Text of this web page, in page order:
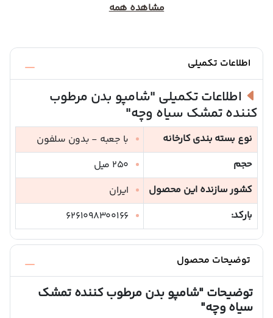
مشاهده همه
اطلاعات تکمیلی
اطلاعات تکمیلی "شامپو بدن مرطوب
کننده تمشک سیاه وچه"
نوع بسته بندی کارخانه
با جعبه - بدون سلفون
حجم
250 میل
کشور سازنده این محصول
ایران
بارکد:
6261098300166
توضیحات محصول
توضیحات"شامپو بدن مرطوب کننده تمشک
سیاه وچه"